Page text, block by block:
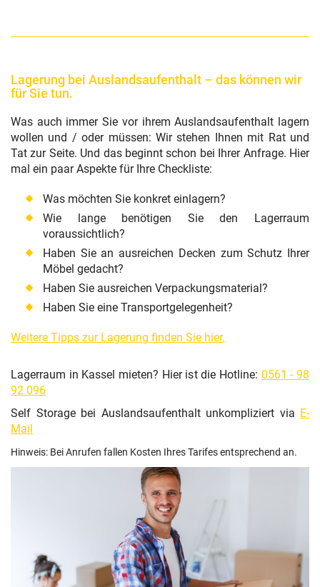
Lagerung bei Auslandsaufenthalt – das können wir
für Sie tun.
Was auch immer Sie vor ihrem Auslandsaufenthalt lagern
wollen und / oder müssen: Wir stehen Ihnen mit Rat und
Tat zur Seite. Und das beginnt schon bei Ihrer Anfrage. Hier
mal ein paar Aspekte für Ihre Checkliste:
Was möchten Sie konkret einlagern?
Wie lange benötigen Sie den Lagerraum
voraussichtlich?
Haben Sie an ausreichen Decken zum Schutz Ihrer
Möbel gedacht?
Haben Sie ausreichen Verpackungsmaterial?
Haben Sie eine Transportgelegenheit?
Weitere Tipps zur Lagerung finden Sie hier.
Lagerraum in Kassel mieten? Hier ist die Hotline: 0561 - 98
92 096
Self Storage bei Auslandsaufenthalt unkompliziert via E-
Mail
Hinweis: Bei Anrufen fallen Kosten Ihres Tarifes entsprechend an.